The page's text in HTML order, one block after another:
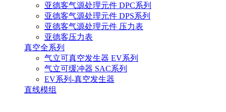
亚德客气源处理元件 DPC系列
亚德客气源处理元件 DPS系列
亚德客气源处理元件 压力表
亚德客压力表
真空全系列
气立可真空发生器 EV系列
气立可缓冲器 SAC系列
EV系列-真空发生器
直线模组